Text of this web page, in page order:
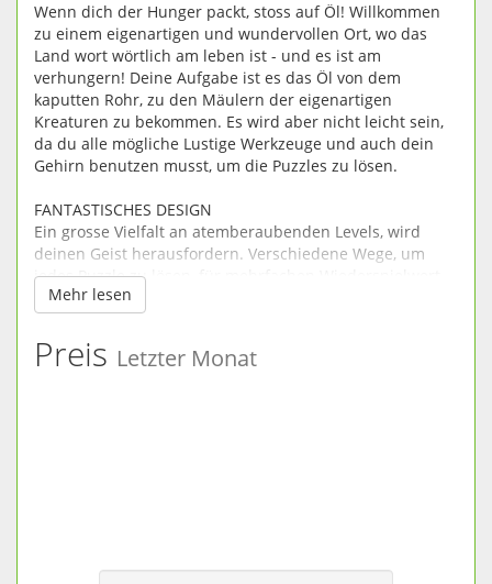
Wenn dich der Hunger packt, stoss auf Öl! Willkommen
zu einem eigenartigen und wundervollen Ort, wo das
Land wort wörtlich am leben ist - und es ist am
verhungern! Deine Aufgabe ist es das Öl von dem
kaputten Rohr, zu den Mäulern der eigenartigen
Kreaturen zu bekommen. Es wird aber nicht leicht sein,
da du alle mögliche Lustige Werkzeuge und auch dein
Gehirn benutzen musst, um die Puzzles zu lösen.
FANTASTISCHES DESIGN
Ein grosse Vielfalt an atemberaubenden Levels, wird
deinen Geist herausfordern. Verschiedene Wege, um
jedes Puzzle zu lösen, für mehrfachen Wiederspielwert.
EINE FREUDE AM SPIEL
Instinktive Steuerung ermöglichen es das Spiel
anzumachen und loszulegen. Unglaublich raffinierte und
Mehr lesen
Preis Letzter Monat